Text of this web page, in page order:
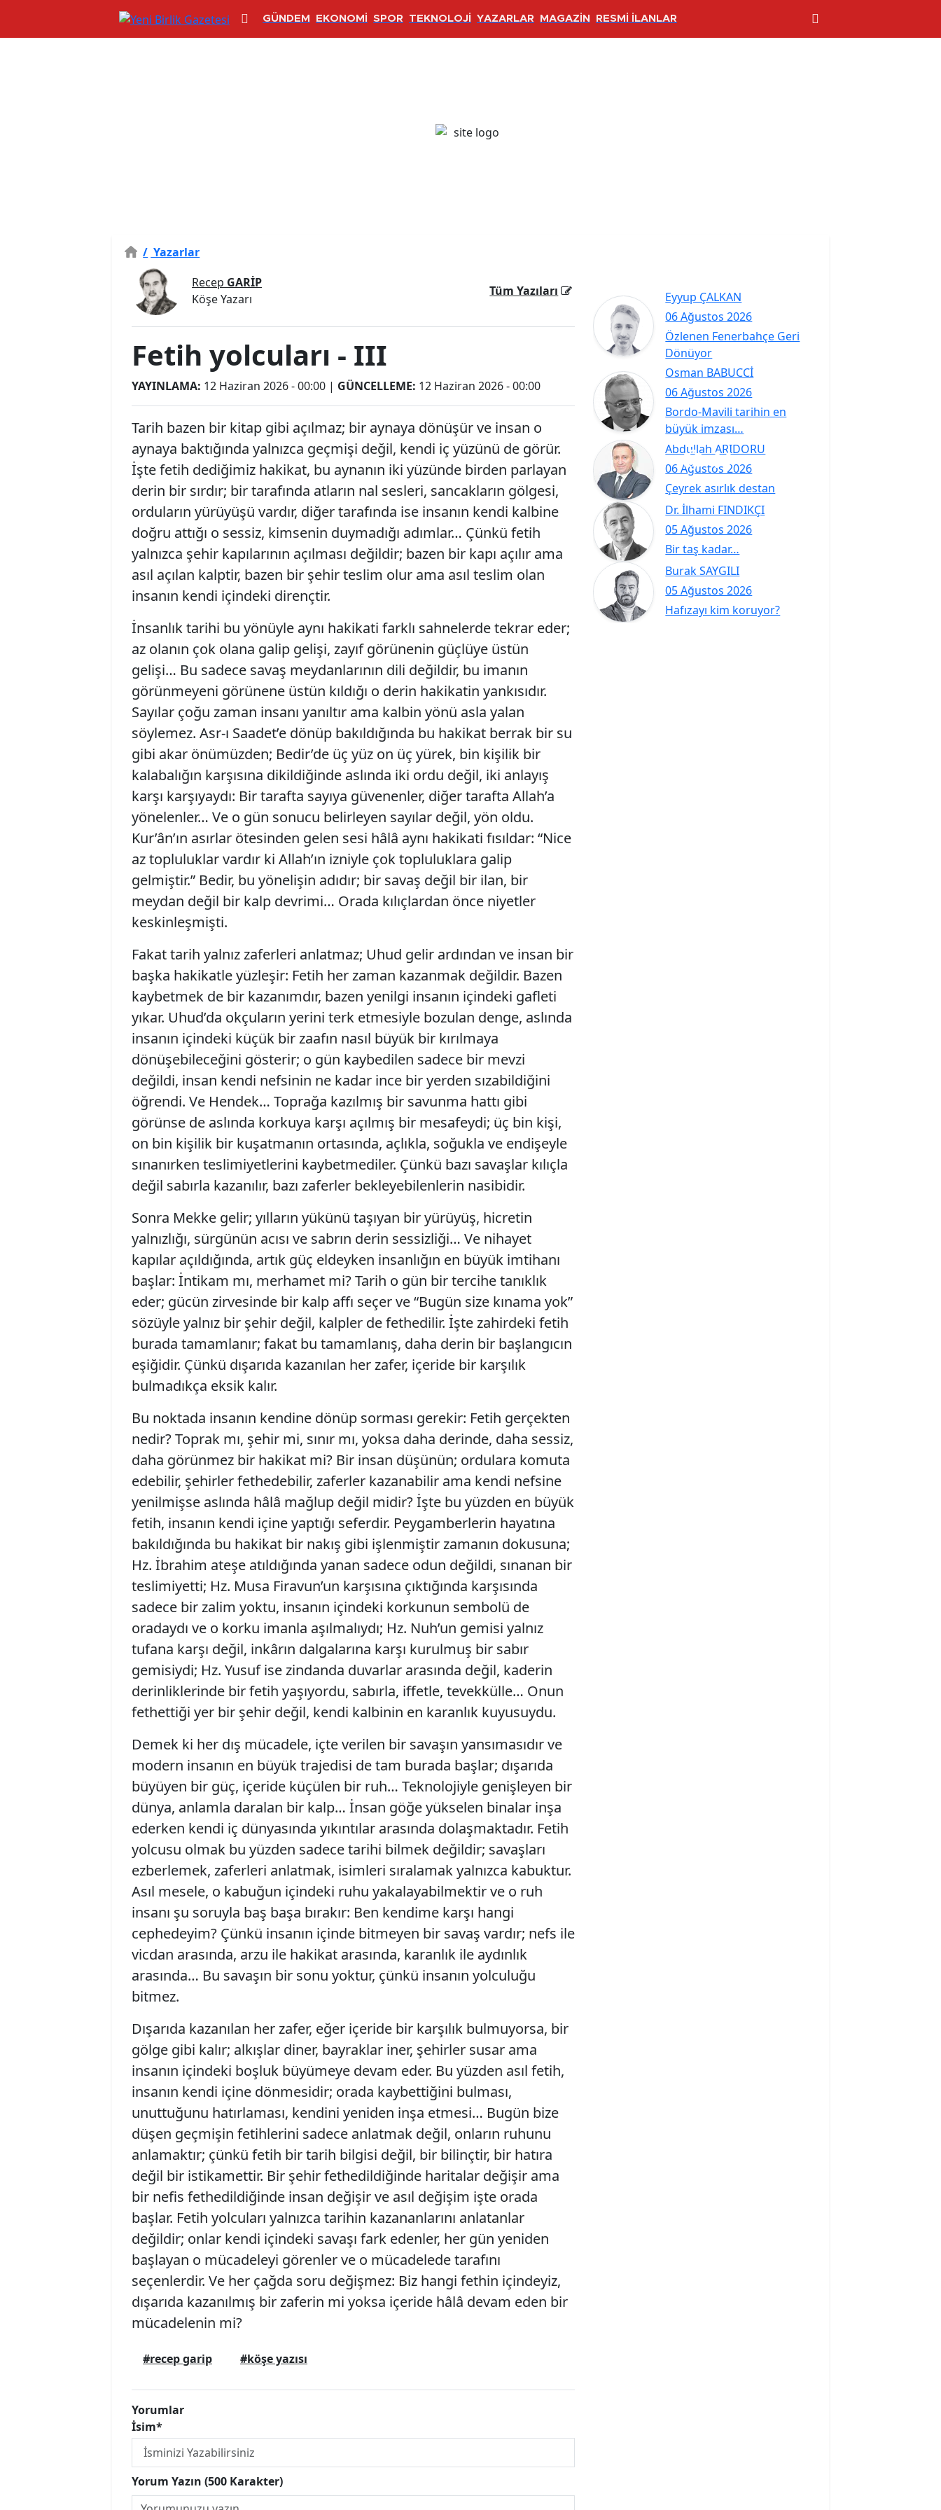
GÜNDEM EKONOMİ SPOR TEKNOLOJİ YAZARLAR MAGAZİN RESMİ İLANLAR
/ Yazarlar
Recep GARİP
Köşe Yazarı
Tüm Yazıları
Fetih yolcuları - III
YAYINLAMA: 12 Haziran 2026 - 00:00 | GÜNCELLEME: 12 Haziran 2026 - 00:00
Tarih bazen bir kitap gibi açılmaz; bir aynaya dönüşür ve insan o
aynaya baktığında yalnızca geçmişi değil, kendi iç yüzünü de görür.
İşte fetih dediğimiz hakikat, bu aynanın iki yüzünde birden parlayan
derin bir sırdır; bir tarafında atların nal sesleri, sancakların gölgesi,
orduların yürüyüşü vardır, diğer tarafında ise insanın kendi kalbine
doğru attığı o sessiz, kimsenin duymadığı adımlar… Çünkü fetih
yalnızca şehir kapılarının açılması değildir; bazen bir kapı açılır ama
asıl açılan kalptir, bazen bir şehir teslim olur ama asıl teslim olan
insanın kendi içindeki dirençtir.
İnsanlık tarihi bu yönüyle aynı hakikati farklı sahnelerde tekrar eder;
az olanın çok olana galip gelişi, zayıf görünenin güçlüye üstün
gelişi… Bu sadece savaş meydanlarının dili değildir, bu imanın
görünmeyeni görünene üstün kıldığı o derin hakikatin yankısıdır.
Sayılar çoğu zaman insanı yanıltır ama kalbin yönü asla yalan
söylemez. Asr-ı Saadet’e dönüp bakıldığında bu hakikat berrak bir su
gibi akar önümüzden; Bedir’de üç yüz on üç yürek, bin kişilik bir
kalabalığın karşısına dikildiğinde aslında iki ordu değil, iki anlayış
karşı karşıyaydı: Bir tarafta sayıya güvenenler, diğer tarafta Allah’a
yönelenler… Ve o gün sonucu belirleyen sayılar değil, yön oldu.
Kur’ân’ın asırlar ötesinden gelen sesi hâlâ aynı hakikati fısıldar: “Nice
az topluluklar vardır ki Allah’ın izniyle çok topluluklara galip
gelmiştir.” Bedir, bu yönelişin adıdır; bir savaş değil bir ilan, bir
meydan değil bir kalp devrimi… Orada kılıçlardan önce niyetler
keskinleşmişti.
Fakat tarih yalnız zaferleri anlatmaz; Uhud gelir ardından ve insan bir
başka hakikatle yüzleşir: Fetih her zaman kazanmak değildir. Bazen
kaybetmek de bir kazanımdır, bazen yenilgi insanın içindeki gafleti
yıkar. Uhud’da okçuların yerini terk etmesiyle bozulan denge, aslında
insanın içindeki küçük bir zaafın nasıl büyük bir kırılmaya
dönüşebileceğini gösterir; o gün kaybedilen sadece bir mevzi
değildi, insan kendi nefsinin ne kadar ince bir yerden sızabildiğini
öğrendi. Ve Hendek… Toprağa kazılmış bir savunma hattı gibi
görünse de aslında korkuya karşı açılmış bir mesafeydi; üç bin kişi,
on bin kişilik bir kuşatmanın ortasında, açlıkla, soğukla ve endişeyle
sınanırken teslimiyetlerini kaybetmediler. Çünkü bazı savaşlar kılıçla
değil sabırla kazanılır, bazı zaferler bekleyebilenlerin nasibidir.
Sonra Mekke gelir; yılların yükünü taşıyan bir yürüyüş, hicretin
yalnızlığı, sürgünün acısı ve sabrın derin sessizliği… Ve nihayet
kapılar açıldığında, artık güç eldeyken insanlığın en büyük imtihanı
başlar: İntikam mı, merhamet mi? Tarih o gün bir tercihe tanıklık
eder; gücün zirvesinde bir kalp affı seçer ve “Bugün size kınama yok”
sözüyle yalnız bir şehir değil, kalpler de fethedilir. İşte zahirdeki fetih
burada tamamlanır; fakat bu tamamlanış, daha derin bir başlangıcın
eşiğidir. Çünkü dışarıda kazanılan her zafer, içeride bir karşılık
bulmadıkça eksik kalır.
Bu noktada insanın kendine dönüp sorması gerekir: Fetih gerçekten
nedir? Toprak mı, şehir mi, sınır mı, yoksa daha derinde, daha sessiz,
daha görünmez bir hakikat mi? Bir insan düşünün; ordulara komuta
edebilir, şehirler fethedebilir, zaferler kazanabilir ama kendi nefsine
yenilmişse aslında hâlâ mağlup değil midir? İşte bu yüzden en büyük
fetih, insanın kendi içine yaptığı seferdir. Peygamberlerin hayatına
bakıldığında bu hakikat bir nakış gibi işlenmiştir zamanın dokusuna;
Hz. İbrahim ateşe atıldığında yanan sadece odun değildi, sınanan bir
teslimiyetti; Hz. Musa Firavun’un karşısına çıktığında karşısında
sadece bir zalim yoktu, insanın içindeki korkunun sembolü de
oradaydı ve o korku imanla aşılmalıydı; Hz. Nuh’un gemisi yalnız
tufana karşı değil, inkârın dalgalarına karşı kurulmuş bir sabır
gemisiydi; Hz. Yusuf ise zindanda duvarlar arasında değil, kaderin
derinliklerinde bir fetih yaşıyordu, sabırla, iffetle, tevekkülle… Onun
fethettiği yer bir şehir değil, kendi kalbinin en karanlık kuyusuydu.
Demek ki her dış mücadele, içte verilen bir savaşın yansımasıdır ve
modern insanın en büyük trajedisi de tam burada başlar; dışarıda
büyüyen bir güç, içeride küçülen bir ruh… Teknolojiyle genişleyen bir
dünya, anlamla daralan bir kalp… İnsan göğe yükselen binalar inşa
ederken kendi iç dünyasında yıkıntılar arasında dolaşmaktadır. Fetih
yolcusu olmak bu yüzden sadece tarihi bilmek değildir; savaşları
ezberlemek, zaferleri anlatmak, isimleri sıralamak yalnızca kabuktur.
Asıl mesele, o kabuğun içindeki ruhu yakalayabilmektir ve o ruh
insanı şu soruyla baş başa bırakır: Ben kendime karşı hangi
cephedeyim? Çünkü insanın içinde bitmeyen bir savaş vardır; nefs ile
vicdan arasında, arzu ile hakikat arasında, karanlık ile aydınlık
arasında… Bu savaşın bir sonu yoktur, çünkü insanın yolculuğu
bitmez.
Dışarıda kazanılan her zafer, eğer içeride bir karşılık bulmuyorsa, bir
gölge gibi kalır; alkışlar diner, bayraklar iner, şehirler susar ama
insanın içindeki boşluk büyümeye devam eder. Bu yüzden asıl fetih,
insanın kendi içine dönmesidir; orada kaybettiğini bulması,
unuttuğunu hatırlaması, kendini yeniden inşa etmesi… Bugün bize
düşen geçmişin fetihlerini sadece anlatmak değil, onların ruhunu
anlamaktır; çünkü fetih bir tarih bilgisi değil, bir bilinçtir, bir hatıra
değil bir istikamettir. Bir şehir fethedildiğinde haritalar değişir ama
bir nefis fethedildiğinde insan değişir ve asıl değişim işte orada
başlar. Fetih yolcuları yalnızca tarihin kazananlarını anlatanlar
değildir; onlar kendi içindeki savaşı fark edenler, her gün yeniden
başlayan o mücadeleyi görenler ve o mücadelede tarafını
seçenlerdir. Ve her çağda soru değişmez: Biz hangi fethin içindeyiz,
dışarıda kazanılmış bir zaferin mi yoksa içeride hâlâ devam eden bir
mücadelenin mi?
#recep garip #köşe yazısı
Yorumlar
İsim*
Yorum Yazın (500 Karakter)
Eyyup ÇALKAN
06 Ağustos 2026
Özlenen Fenerbahçe Geri
Dönüyor
Osman BABUCCİ
06 Ağustos 2026
Bordo-Mavili tarihin en
büyük imzası…
Abdullah ARIDORU
06 Ağustos 2026
Çeyrek asırlık destan
Dr. İlhami FINDIKÇI
05 Ağustos 2026
Bir taş kadar…
Burak SAYGILI
05 Ağustos 2026
Hafızayı kim koruyor?